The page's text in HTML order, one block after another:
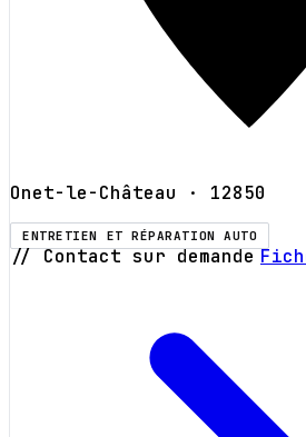
Onet-le-Château · 12850
ENTRETIEN ET RÉPARATION AUTO
// Contact sur demande